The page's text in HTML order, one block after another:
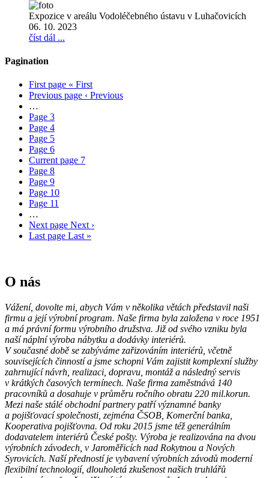
Expozice v areálu Vodoléčebného ústavu v Luhačovicích
06. 10. 2023
číst dál ...
Pagination
First page « First
Previous page ‹ Previous
…
Page 3
Page 4
Page 5
Page 6
Current page 7
Page 8
Page 9
Page 10
Page 11
…
Next page Next ›
Last page Last »
O nás
Vážení, dovolte mi, abych Vám v několika větách představil naši
firmu a její výrobní program. Naše firma byla založena v roce 1951
a má právní formu výrobního družstva. Již od svého vzniku byla
naší náplní výroba nábytku a dodávky interiérů.
V současné době se zabýváme zařizováním interiérů, včetně
souvisejících činností a jsme schopni Vám zajistit komplexní služby
zahrnující návrh, realizaci, dopravu, montáž a následný servis
v krátkých časových termínech. Naše firma zaměstnává 140
pracovníků a dosahuje v průměru ročního obratu 220 mil.korun.
Mezi naše stálé obchodní partnery patří významné banky
a pojišťovací společnosti, zejména ČSOB, Komerční banka,
Kooperativa pojišťovna. Od roku 2015 jsme též generálním
dodavatelem interiérů České pošty. Výroba je realizována na dvou
výrobních závodech, v Jaroměřicích nad Rokytnou a Nových
Syrovicích. Naší předností je vybavení výrobních závodů moderní
flexibilní technologií, dlouholetá zkušenost našich truhlářů